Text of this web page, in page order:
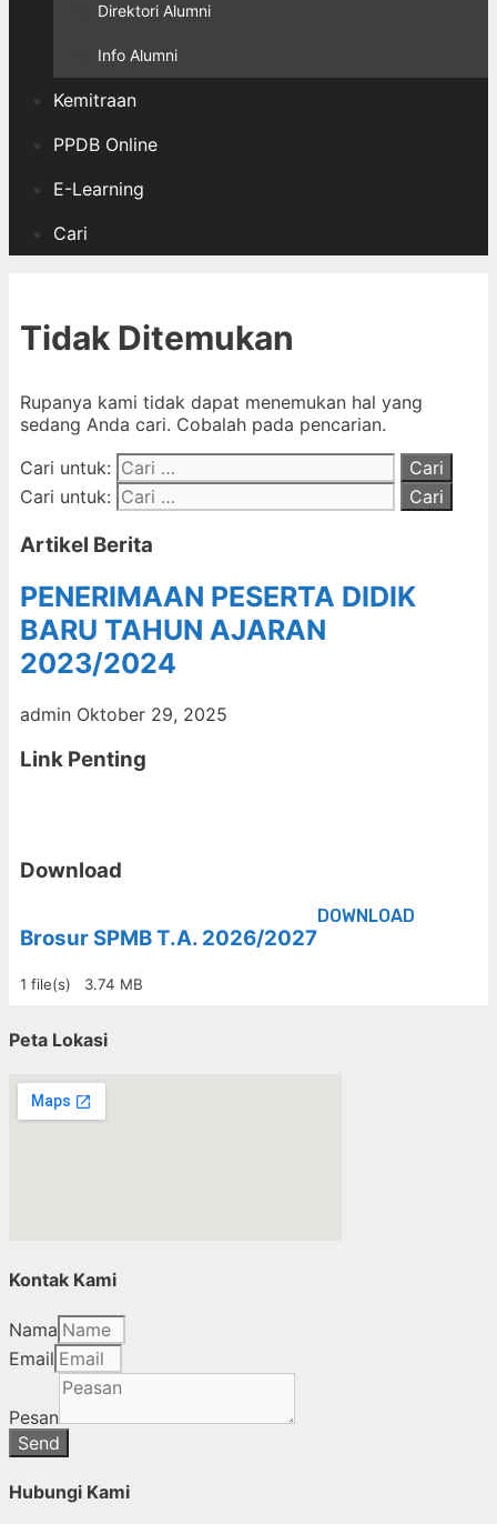
Direktori Alumni
Info Alumni
Kemitraan
PPDB Online
E-Learning
Cari
Tidak Ditemukan
Rupanya kami tidak dapat menemukan hal yang
sedang Anda cari. Cobalah pada pencarian.
Cari untuk:
Cari untuk:
Artikel Berita
PENERIMAAN PESERTA DIDIK
BARU TAHUN AJARAN
2023/2024
admin Oktober 29, 2025
Link Penting
Download
Brosur SPMB T.A. 2026/2027
1 file(s) 3.74 MB
DOWNLOAD
Peta Lokasi
Kontak Kami
Nama
Email
Pesan
Send
Hubungi Kami